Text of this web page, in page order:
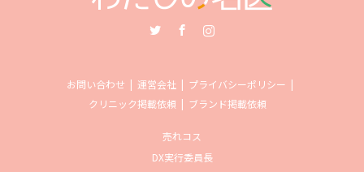
お問い合わせ 運営会社
プライバシーポリシー
クリニック掲載依頼
ブランド掲載依頼
売れコス
DX実行委員長